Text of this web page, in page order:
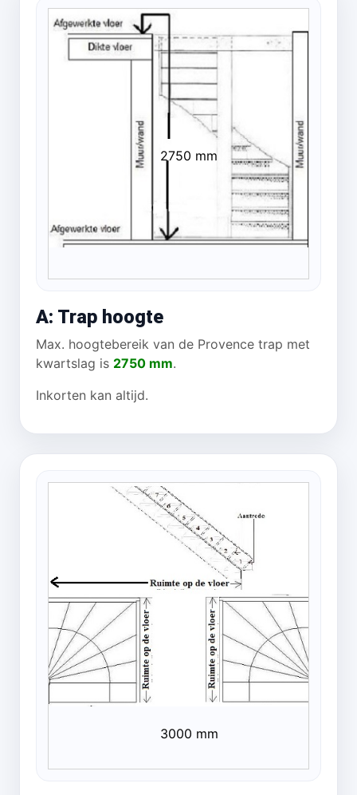
2750 mm
A: Trap hoogte
Max. hoogtebereik van de Provence trap met
kwartslag is 2750 mm.
Inkorten kan altijd.
3000 mm